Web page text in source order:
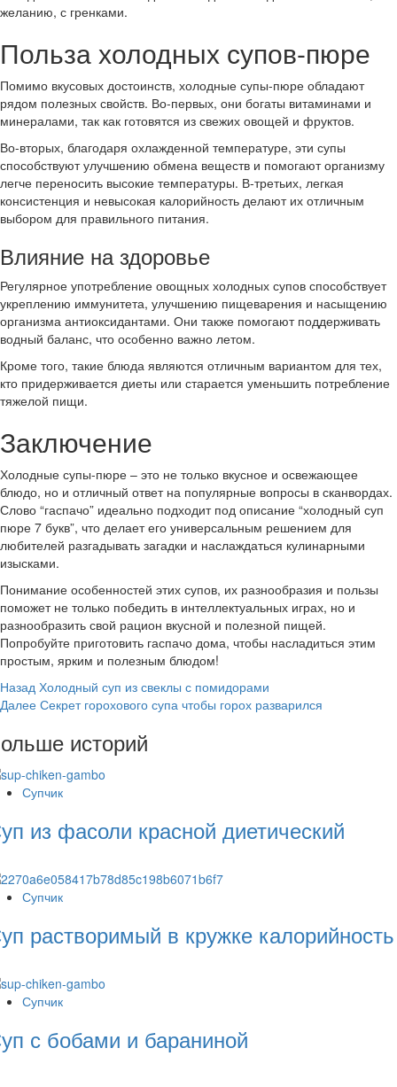
желанию, с гренками.
Польза холодных супов-пюре
Помимо вкусовых достоинств, холодные супы-пюре обладают
рядом полезных свойств. Во-первых, они богаты витаминами и
минералами, так как готовятся из свежих овощей и фруктов.
Во-вторых, благодаря охлажденной температуре, эти супы
способствуют улучшению обмена веществ и помогают организму
легче переносить высокие температуры. В-третьих, легкая
консистенция и невысокая калорийность делают их отличным
выбором для правильного питания.
Влияние на здоровье
Регулярное употребление овощных холодных супов способствует
укреплению иммунитета, улучшению пищеварения и насыщению
организма антиоксидантами. Они также помогают поддерживать
водный баланс, что особенно важно летом.
Кроме того, такие блюда являются отличным вариантом для тех,
кто придерживается диеты или старается уменьшить потребление
тяжелой пищи.
Заключение
Холодные супы-пюре – это не только вкусное и освежающее
блюдо, но и отличный ответ на популярные вопросы в сканвордах.
Слово “гаспачо” идеально подходит под описание “холодный суп
пюре 7 букв”, что делает его универсальным решением для
любителей разгадывать загадки и наслаждаться кулинарными
изысками.
Понимание особенностей этих супов, их разнообразия и пользы
поможет не только победить в интеллектуальных играх, но и
разнообразить свой рацион вкусной и полезной пищей.
Попробуйте приготовить гаспачо дома, чтобы насладиться этим
простым, ярким и полезным блюдом!
Post
Navigation
Назад Холодный суп из свеклы с помидорами
Далее Секрет горохового супа чтобы горох разварился
историй
Супчик
из фасоли красной диетический
Супчик
растворимый в кружке калорийность
Супчик
с бобами и бараниной